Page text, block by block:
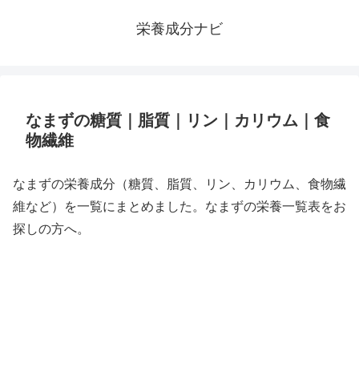
栄養成分ナビ
なまずの糖質｜脂質｜リン｜カリウム｜食
物繊維
なまずの栄養成分（糖質、脂質、リン、カリウム、食物繊
維など）を一覧にまとめました。なまずの栄養一覧表をお
探しの方へ。